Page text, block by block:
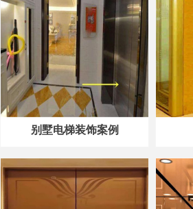
别墅电梯装饰案例